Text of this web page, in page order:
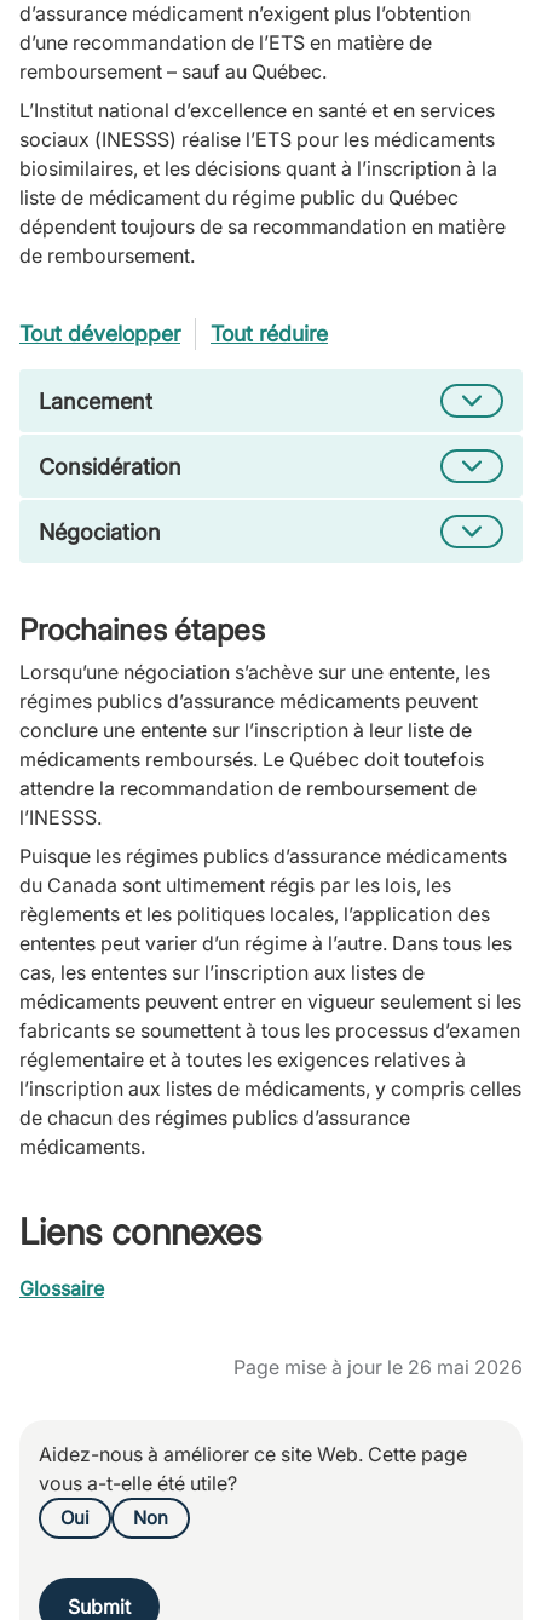
d’assurance médicament n’exigent plus l’obtention
d’une recommandation de l’ETS en matière de
remboursement – sauf au Québec.
L’Institut national d’excellence en santé et en services
sociaux (INESSS) réalise l’ETS pour les médicaments
biosimilaires, et les décisions quant à l’inscription à la
liste de médicament du régime public du Québec
dépendent toujours de sa recommandation en matière
de remboursement.
Tout développer Tout réduire
Lancement
Considération
Négociation
Prochaines étapes
Lorsqu’une négociation s’achève sur une entente, les
régimes publics d’assurance médicaments peuvent
conclure une entente sur l’inscription à leur liste de
médicaments remboursés. Le Québec doit toutefois
attendre la recommandation de remboursement de
l’INESSS.
Puisque les régimes publics d’assurance médicaments
du Canada sont ultimement régis par les lois, les
règlements et les politiques locales, l’application des
ententes peut varier d’un régime à l’autre. Dans tous les
cas, les ententes sur l’inscription aux listes de
médicaments peuvent entrer en vigueur seulement si les
fabricants se soumettent à tous les processus d’examen
réglementaire et à toutes les exigences relatives à
l’inscription aux listes de médicaments, y compris celles
de chacun des régimes publics d’assurance
médicaments.
Liens connexes
Glossaire
Page mise à jour le 26 mai 2026
Aidez-nous à améliorer ce site Web. Cette page
vous a-t-elle été utile?
Oui Non
Submit